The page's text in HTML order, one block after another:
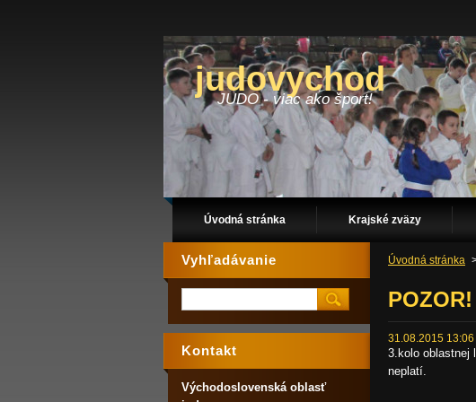
judovychod
JUDO - viac ako šport!
Úvodná stránka Krajské zväzy
Úvodná stránka
31.08.2015 13:06
3.kolo oblastnej
neplatí.
Vyhľadávanie
Kontakt
Východoslovenská oblasť